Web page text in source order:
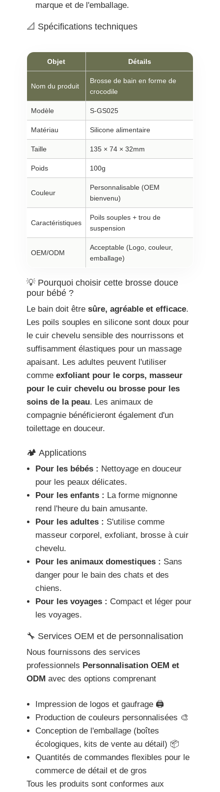
marque et de l'emballage.
📐 Spécifications techniques
Objet Détails
Nom du produit
Brosse de bain en forme de
crocodile
Modèle S-GS025
Matériau Silicone alimentaire
Taille 135 × 74 × 32mm
Poids 100g
Couleur
Personnalisable (OEM
bienvenu)
Caractéristiques
Poils souples + trou de
suspension
OEM/ODM
Acceptable (Logo, couleur,
emballage)
💡 Pourquoi choisir cette brosse douce
pour bébé ?
Le bain doit être sûre, agréable et efficace.
Les poils souples en silicone sont doux pour
le cuir chevelu sensible des nourrissons et
suffisamment élastiques pour un massage
apaisant. Les adultes peuvent l'utiliser
comme exfoliant pour le corps, masseur
pour le cuir chevelu ou brosse pour les
soins de la peau. Les animaux de
compagnie bénéficieront également d'un
toilettage en douceur.
🏕️ Applications
Pour les bébés : Nettoyage en douceur
pour les peaux délicates.
Pour les enfants : La forme mignonne
rend l'heure du bain amusante.
Pour les adultes : S'utilise comme
masseur corporel, exfoliant, brosse à cuir
chevelu.
Pour les animaux domestiques : Sans
danger pour le bain des chats et des
chiens.
Pour les voyages : Compact et léger pour
les voyages.
🔧 Services OEM et de personnalisation
Nous fournissons des services
professionnels Personnalisation OEM et
ODM avec des options comprenant
Impression de logos et gaufrage 🖨️
Production de couleurs personnalisées 🎨
Conception de l'emballage (boîtes
écologiques, kits de vente au détail) 📦
Quantités de commandes flexibles pour le
commerce de détail et de gros
Tous les produits sont conformes aux